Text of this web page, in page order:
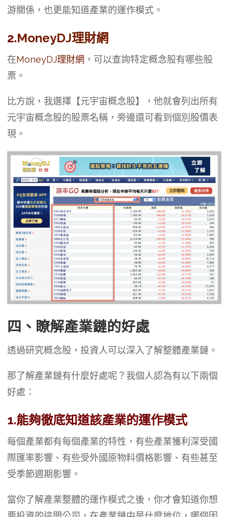
游關係，也更能知道產業的運作模式。
2.MoneyDJ理財網
在MoneyDJ理財網 ，可以查詢特定概念股有哪些股
票。
比方說，我選擇【元宇宙概念股】，他就會列出所有
元宇宙概念股的股票名稱，旁邊還可看到個別股價表
現。
四、瞭解產業鏈的好處
透過研究概念股，投資人可以深入了解整體產業鏈。
那了解產業鏈有什麼好處呢？我個人認為有以下兩個
好處：
1.能夠徹底知道該產業的運作模式
每個產業都有每個產業的特性，有些產業獲利深受國
際匯率影響、有些受外國原物料價格影響、有些甚至
受季節週期影響。
當你了解產業整體的運作模式之後，你才會知道你想